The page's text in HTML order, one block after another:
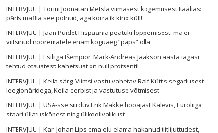
INTERVJUU | Tormi Joonatan Metsla viimasest kogemusest Itaalias:
päris maffia see polnud, aga korralik kino küll!
INTERVJUU | Jaan Puidet Hispaania peatüki lõppemisest: ma ei
viitsinud noorematele enam koguaeg “paps” olla
INTERVJUU | Esiliiga tšempion Mark-Andreas Jaakson aasta tagasi
tehtud otsustest: kahetsust on null protsenti!
INTERVJUU | Keila särgi Viimsi vastu vahetav Ralf Küttis segadusest
leegionäridega, Keila derbist ja vastutuse võtmisest
INTERVJUU | USA-sse siirduv Erik Makke hooajast Kalevis, Euroliiga
staari üllatuskõnest ning ülikoolivalikust
INTERVJUU | Karl Johan Lips oma elu elama hakanud tiitlijuttudest,